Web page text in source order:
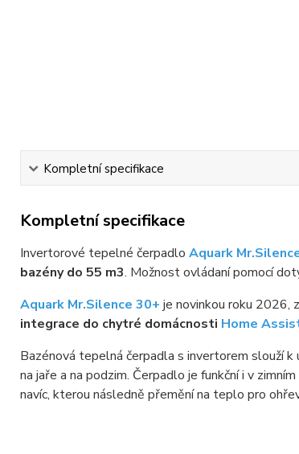
Kompletní specifikace
Kompletní specifikace
Invertorové tepelné čerpadlo Aquark
bazény do 55 m3. Možnost ovládaní pomocí
Aquark Mr.Silence 30+ je novinkou roku 2026,
integrace do chytré domácnosti Home
Bazénová tepelná čerpadla s invertorem slouží
na jaře a na podzim. Čerpadlo je funkční i v
navíc, kterou následně přemění na teplo pro